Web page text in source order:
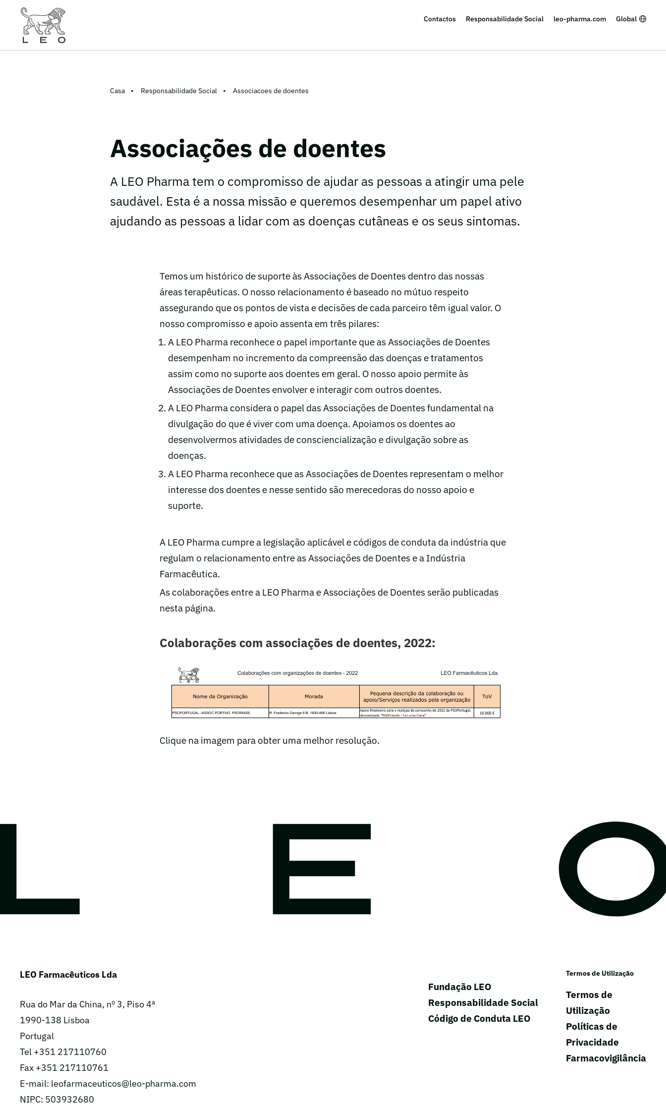
Contactos Responsabilidade Social leo-pharma.com Global
Casa Responsabilidade Social Associacoes de doentes
Associações de doentes
A LEO Pharma tem o compromisso de ajudar as pessoas a atingir uma pele
saudável. Esta é a nossa missão e queremos desempenhar um papel ativo
ajudando as pessoas a lidar com as doenças cutâneas e os seus sintomas.
Temos um histórico de suporte às Associações de Doentes dentro das nossas
áreas terapêuticas. O nosso relacionamento é baseado no mútuo respeito
assegurando que os pontos de vista e decisões de cada parceiro têm igual valor. O
nosso compromisso e apoio assenta em três pilares:
A LEO Pharma reconhece o papel importante que as Associações de Doentes
desempenham no incremento da compreensão das doenças e tratamentos
assim como no suporte aos doentes em geral. O nosso apoio permite às
Associações de Doentes envolver e interagir com outros doentes.
A LEO Pharma considera o papel das Associações de Doentes fundamental na
divulgação do que é viver com uma doença. Apoiamos os doentes ao
desenvolvermos atividades de consciencialização e divulgação sobre as
doenças.
A LEO Pharma reconhece que as Associações de Doentes representam o melhor
interesse dos doentes e nesse sentido são merecedoras do nosso apoio e
suporte.
A LEO Pharma cumpre a legislação aplicável e códigos de conduta da indústria que
regulam o relacionamento entre as Associações de Doentes e a Indústria
Farmacêutica.
As colaborações entre a LEO Pharma e Associações de Doentes serão publicadas
nesta página.
Colaborações com associações de doentes, 2022:
Clique na imagem para obter uma melhor resolução.
LEO Farmacêuticos Lda
Rua do Mar da China, nº 3, Piso 4ª
1990-138 Lisboa
Portugal
Tel +351 217110760
Fax +351 217110761
E-mail: leofarmaceuticos@leo-pharma.com
NIPC: 503932680
Fundação LEO
Responsabilidade Social
Código de Conduta LEO
Termos de Utilização
Termos de
Utilização
Políticas de
Privacidade
Farmacovigilância